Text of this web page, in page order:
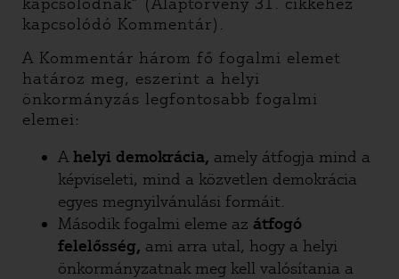
kapcsolódó Kommentár).
A Kommentár három fő fogalmi elemet
határoz meg, eszerint a helyi
önkormányzás legfontosabb fogalmi
elemei:
Ahelyi demokrácia, amely átfogja mind a
képviseleti, mind a közvetlen demokrácia
egyes megnyilvánulási formáit.
Második fogalmi eleme az átfogó
felelősség, ami arra utal, hogy a helyi
önkormányzatnak meg kell valósítania a